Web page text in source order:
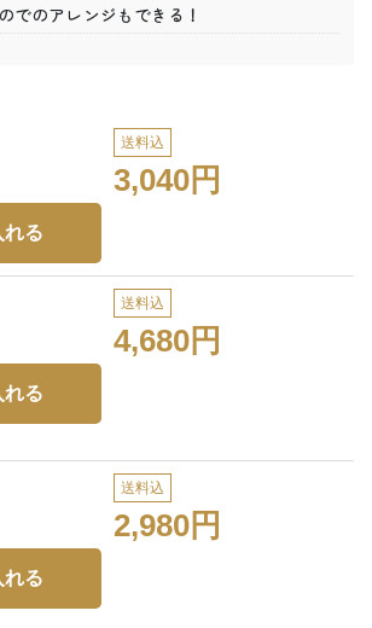
でのアレンジもできる！
送料込
3,040円
送料込
4,680円
送料込
2,980円